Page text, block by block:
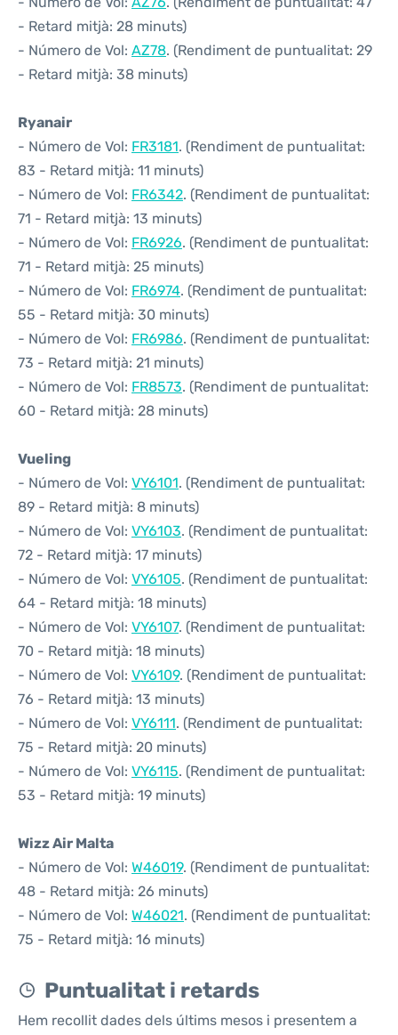
- Retard mitjà: 28 minuts)
- Número de Vol: AZ78. (Rendiment de puntualitat: 29
- Retard mitjà: 38 minuts)
Ryanair
- Número de Vol: FR3181. (Rendiment de puntualitat:
83 - Retard mitjà: 11 minuts)
- Número de Vol: FR6342. (Rendiment de puntualitat:
71 - Retard mitjà: 13 minuts)
- Número de Vol: FR6926. (Rendiment de puntualitat:
71 - Retard mitjà: 25 minuts)
- Número de Vol: FR6974. (Rendiment de puntualitat:
55 - Retard mitjà: 30 minuts)
- Número de Vol: FR6986. (Rendiment de puntualitat:
73 - Retard mitjà: 21 minuts)
- Número de Vol: FR8573. (Rendiment de puntualitat:
60 - Retard mitjà: 28 minuts)
Vueling
- Número de Vol: VY6101. (Rendiment de puntualitat:
89 - Retard mitjà: 8 minuts)
- Número de Vol: VY6103. (Rendiment de puntualitat:
72 - Retard mitjà: 17 minuts)
- Número de Vol: VY6105. (Rendiment de puntualitat:
64 - Retard mitjà: 18 minuts)
- Número de Vol: VY6107. (Rendiment de puntualitat:
70 - Retard mitjà: 18 minuts)
- Número de Vol: VY6109. (Rendiment de puntualitat:
76 - Retard mitjà: 13 minuts)
- Número de Vol: VY6111. (Rendiment de puntualitat:
75 - Retard mitjà: 20 minuts)
- Número de Vol: VY6115. (Rendiment de puntualitat:
53 - Retard mitjà: 19 minuts)
Wizz Air Malta
- Número de Vol: W46019. (Rendiment de puntualitat:
48 - Retard mitjà: 26 minuts)
- Número de Vol: W46021. (Rendiment de puntualitat:
75 - Retard mitjà: 16 minuts)
Puntualitat i retards
Hem recollit dades dels últims mesos i presentem a